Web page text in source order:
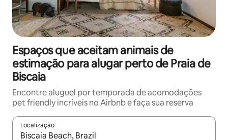
Espaços que aceitam animais de
estimação para alugar perto de Praia de
Biscaia
Encontre aluguel por temporada de acomodações
pet friendly incríveis no Airbnb e faça sua reserva
Localização
Quando os resultados estiverem disponíveis, explore-os